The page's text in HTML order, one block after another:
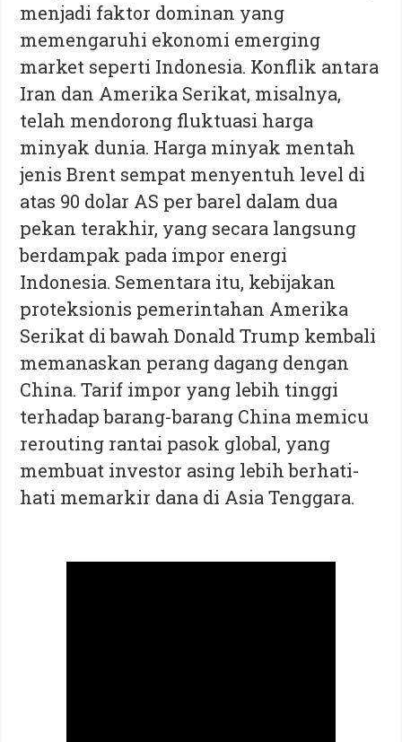
menjadi faktor dominan yang
memengaruhi ekonomi emerging
market seperti Indonesia. Konflik antara
Iran dan Amerika Serikat, misalnya,
telah mendorong fluktuasi harga
minyak dunia. Harga minyak mentah
jenis Brent sempat menyentuh level di
atas 90 dolar AS per barel dalam dua
pekan terakhir, yang secara langsung
berdampak pada impor energi
Indonesia. Sementara itu, kebijakan
proteksionis pemerintahan Amerika
Serikat di bawah Donald Trump kembali
memanaskan perang dagang dengan
China. Tarif impor yang lebih tinggi
terhadap barang-barang China memicu
rerouting rantai pasok global, yang
membuat investor asing lebih berhati-
hati memarkir dana di Asia Tenggara.